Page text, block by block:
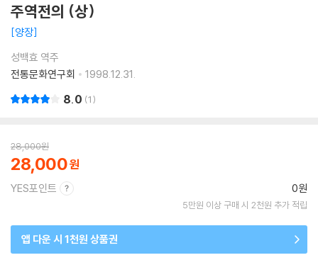
주역전의 (상)
양장
성백효 역주
전통문화연구회
1998.12.31.
8.0 1
28,000원
28,000
YES포인트 0원
5만원 이상 구매 시 2천원 추가 적립
앱 다운 시 1천원 상품권